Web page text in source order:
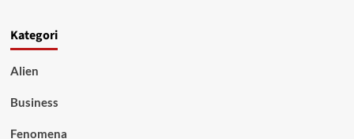
Kategori
Alien
Business
Fenomena